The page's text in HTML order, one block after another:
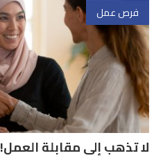
فرص عمل
لا تذهب إلى مقابلة العمل!